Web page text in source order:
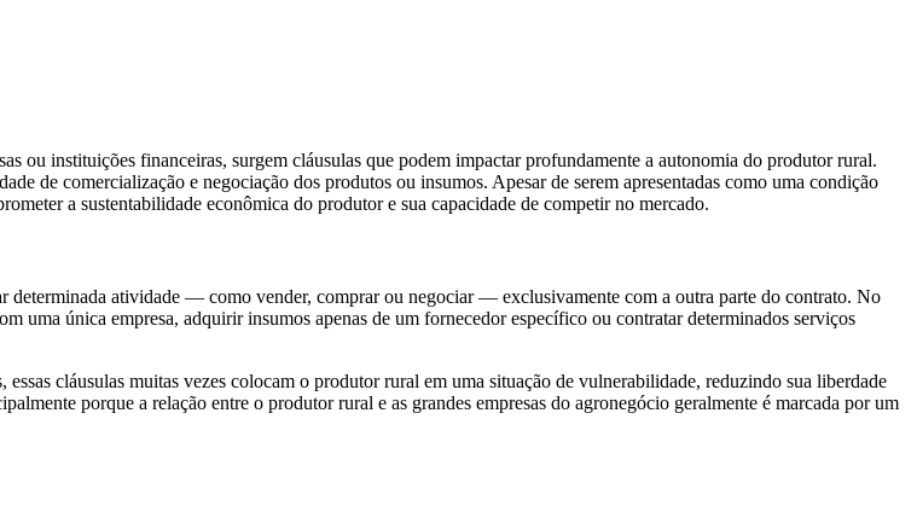
ou instituições financeiras, surgem cláusulas que podem impactar profundamente a autonomia do produtor rural.
de comercialização e negociação dos produtos ou insumos. Apesar de serem apresentadas como uma condição
a sustentabilidade econômica do produtor e sua capacidade de competir no mercado.
determinada atividade — como vender, comprar ou negociar — exclusivamente com a outra parte do contrato. No
uma única empresa, adquirir insumos apenas de um fornecedor específico ou contratar determinados serviços
cláusulas muitas vezes colocam o produtor rural em uma situação de vulnerabilidade, reduzindo sua liberdade
porque a relação entre o produtor rural e as grandes empresas do agronegócio geralmente é marcada por um